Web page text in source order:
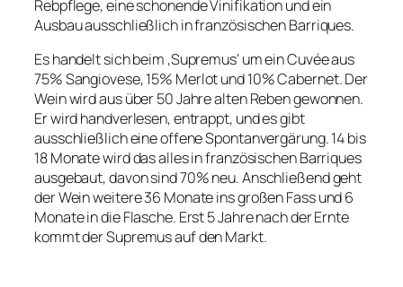
Rebpflege, eine schonende Vinifikation und ein
Ausbau ausschließlich in französischen Barriques.
Es handelt sich beim ‚Supremus‘ um ein Cuvée aus
75% Sangiovese, 15% Merlot und 10% Cabernet. Der
Wein wird aus über 50 Jahre alten Reben gewonnen.
Er wird handverlesen, entrappt, und es gibt
ausschließlich eine offene Spontanvergärung. 14 bis
18 Monate wird das alles in französischen Barriques
ausgebaut, davon sind 70% neu. Anschließend geht
der Wein weitere 36 Monate ins großen Fass und 6
Monate in die Flasche. Erst 5 Jahre nach der Ernte
kommt der Supremus auf den Markt.